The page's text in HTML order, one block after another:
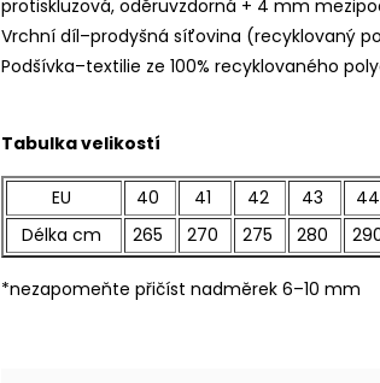
protiskluzová, oděruvzdorná + 4 mm
Vrchní díl–prodyšná síťovina (recyklovaný
Podšívka–textilie ze 100% recyklovaného
Tabulka velikostí
EU 40 41 42 43 44
Délka cm
265 270 275 280
*nezapomeňte přičíst nadměrek 6–10 mm